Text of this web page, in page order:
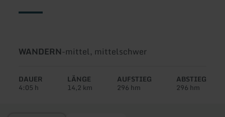
Art
Tour:
WANDERN-Schwierigkeit:
mittel, mittelschwer
DAUER
4:05 h
LÄNGE
14,2 km
AUFSTIEG
296 hm
ABSTIEG
296 hm